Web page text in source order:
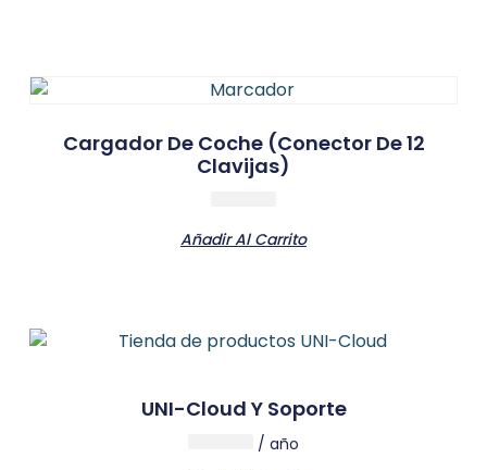
Cargador De Coche (conector De 12
Clavijas)
Añadir Al Carrito
UNI-Cloud Y Soporte
/ año